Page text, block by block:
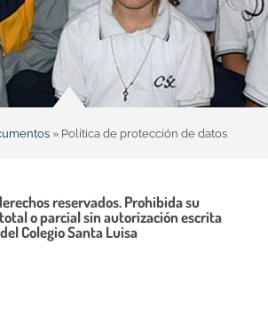
» Política de protección de datos
reservados. Prohibida su
o parcial sin autorización escrita
del Colegio Santa Luisa